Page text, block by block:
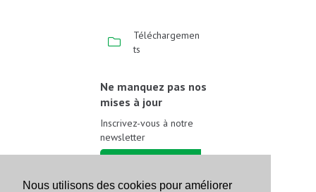
Nous utilisons des cookies pour améliorer
Téléchargemen
ts
Ne manquez pas nos
mises à jour
Inscrivez-vous à notre
newsletter